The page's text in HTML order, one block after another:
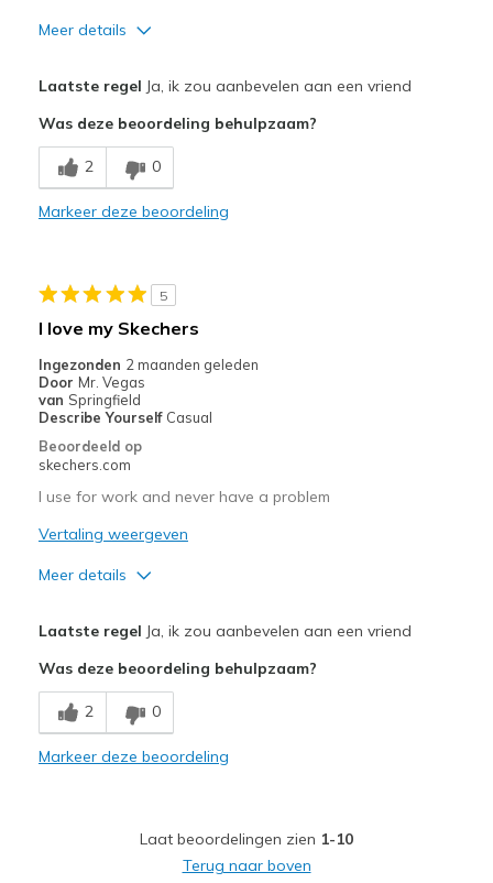
Meer details
Breathe Well
Comfortable
Beste toepassingen
Going Out
Feels true to size
View On Shoes
I'm Into Shoes
Laatste regel Ja, ik zou aanbevelen aan een vriend
Was deze beoordeling behulpzaam?
2 0
Markeer deze beoordeling
5
I love my Skechers
Ingezonden 2 maanden geleden
Door Mr. Vegas
van Springfield
Describe Yourself Casual
Beoordeeld op
skechers.com
I use for work and never have a problem
Vertaling weergeven
Meer details
Laatste regel Ja, ik zou aanbevelen aan een vriend
Was deze beoordeling behulpzaam?
2 0
Markeer deze beoordeling
Laat beoordelingen zien 1-10
Terug naar boven